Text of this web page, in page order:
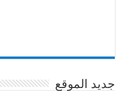
جديد الموقع